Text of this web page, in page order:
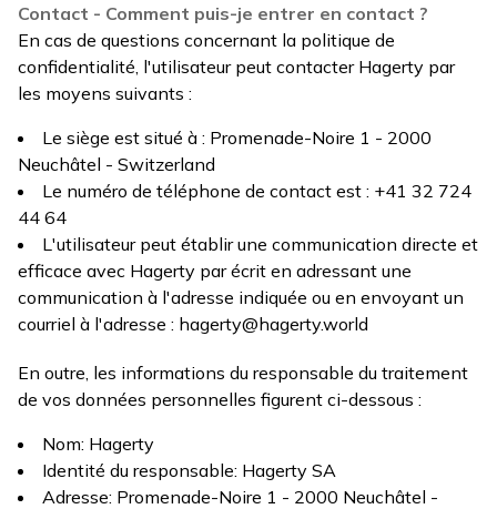
Contact - Comment puis-je entrer en contact ?
En cas de questions concernant la politique de
confidentialité, l'utilisateur peut contacter Hagerty par
les moyens suivants :
Le siège est situé à : Promenade-Noire 1 - 2000
Neuchâtel - Switzerland
Le numéro de téléphone de contact est : +41 32 724
44 64
L'utilisateur peut établir une communication directe et
efficace avec Hagerty par écrit en adressant une
communication à l'adresse indiquée ou en envoyant un
courriel à l'adresse : hagerty@hagerty.world
En outre, les informations du responsable du traitement
de vos données personnelles figurent ci-dessous :
Nom: Hagerty
Identité du responsable: Hagerty SA
Adresse: Promenade-Noire 1 - 2000 Neuchâtel -